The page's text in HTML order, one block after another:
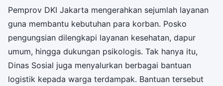
Pemprov DKI Jakarta mengerahkan sejumlah layanan
guna membantu kebutuhan para korban. Posko
pengungsian dilengkapi layanan kesehatan, dapur
umum, hingga dukungan psikologis. Tak hanya itu,
Dinas Sosial juga menyalurkan berbagai bantuan
logistik kepada warga terdampak. Bantuan tersebut